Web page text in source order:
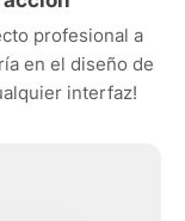
profesional a
en el diseño de
interfaz!